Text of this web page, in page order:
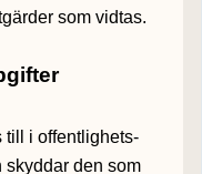
som vidtas.
till i offentlighets-
skyddar den som